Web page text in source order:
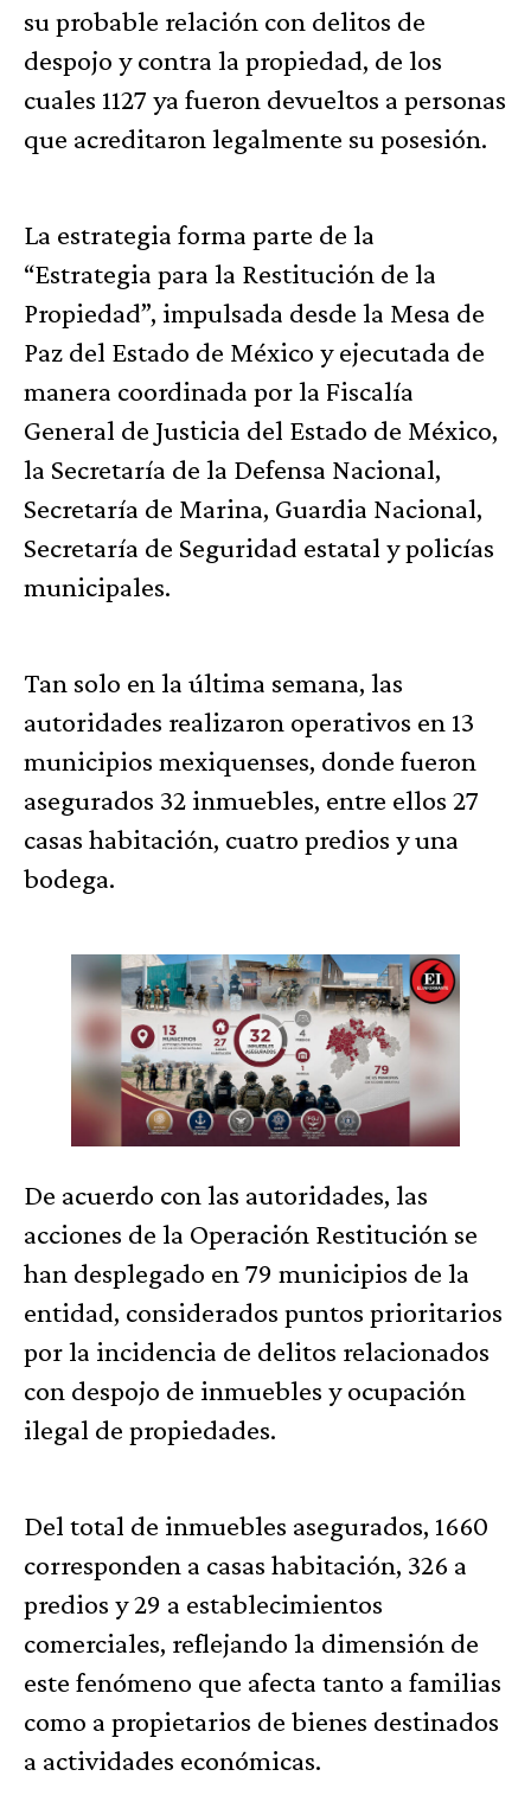
su probable relación con delitos de
despojo y contra la propiedad, de los
cuales 1127 ya fueron devueltos a personas
que acreditaron legalmente su posesión.
La estrategia forma parte de la
“Estrategia para la Restitución de la
Propiedad”, impulsada desde la Mesa de
Paz del Estado de México y ejecutada de
manera coordinada por la Fiscalía
General de Justicia del Estado de México,
la Secretaría de la Defensa Nacional,
Secretaría de Marina, Guardia Nacional,
Secretaría de Seguridad estatal y policías
municipales.
Tan solo en la última semana, las
autoridades realizaron operativos en 13
municipios mexiquenses, donde fueron
asegurados 32 inmuebles, entre ellos 27
casas habitación, cuatro predios y una
bodega.
De acuerdo con las autoridades, las
acciones de la Operación Restitución se
han desplegado en 79 municipios de la
entidad, considerados puntos prioritarios
por la incidencia de delitos relacionados
con despojo de inmuebles y ocupación
ilegal de propiedades.
Del total de inmuebles asegurados, 1660
corresponden a casas habitación, 326 a
predios y 29 a establecimientos
comerciales, reflejando la dimensión de
este fenómeno que afecta tanto a familias
como a propietarios de bienes destinados
a actividades económicas.